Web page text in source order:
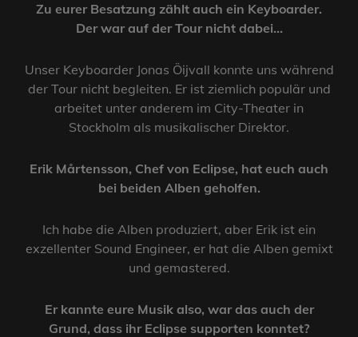
Zu eurer Besatzung zählt auch ein Keyboarder.
Der war auf der Tour nicht dabei…
Unser Keyboarder Jonas Öijvall konnte uns während
der Tour nicht begleiten. Er ist ziemlich populär und
arbeitet unter anderem im City-Theater in
Stockholm als musikalischer Direktor.
Erik Mårtensson, Chef von Eclipse, hat euch auch
bei beiden Alben geholfen.
Ich habe die Alben produziert, aber Erik ist ein
exzellenter Sound Engineer, er hat die Alben gemixt
und gemastered.
Er kannte eure Musik also, war das auch der
Grund, dass ihr Eclipse supporten konntet?